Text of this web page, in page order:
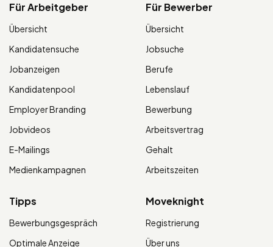
Für Arbeitgeber
Übersicht
Kandidatensuche
Jobanzeigen
Kandidatenpool
Employer Branding
Jobvideos
E-Mailings
Medienkampagnen
Für Bewerber
Übersicht
Jobsuche
Berufe
Lebenslauf
Bewerbung
Arbeitsvertrag
Gehalt
Arbeitszeiten
Tipps
Bewerbungsgespräch
Optimale Anzeige
Moveknight
Registrierung
Über uns